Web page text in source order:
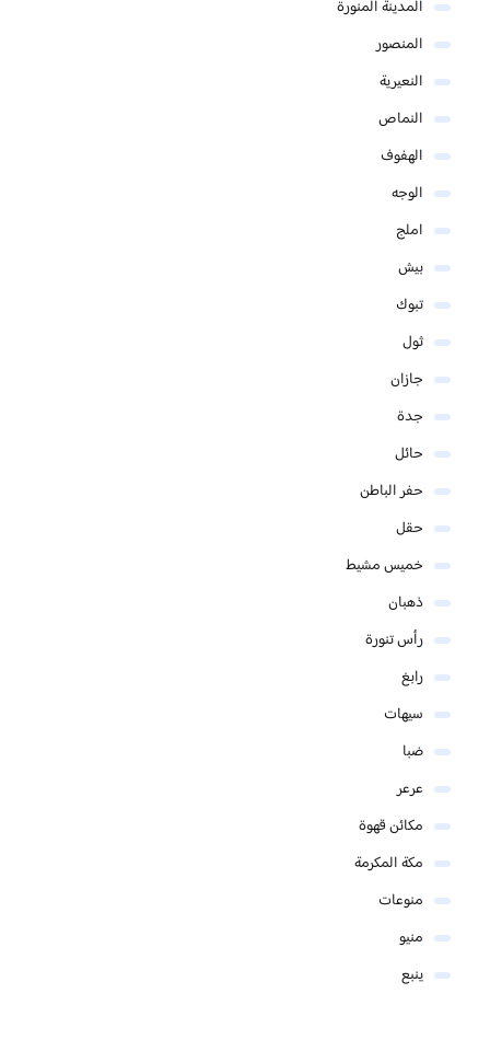
المدينة المنورة
المنصور
النعيرية
النماص
الهفوف
الوجه
املج
بيش
تبوك
ثول
جازان
جدة
حائل
حفر الباطن
حقل
خميس مشيط
ذهبان
رأس تنورة
رابغ
سيهات
ضبا
عرعر
مكائن قهوة
مكة المكرمة
منوعات
منيو
ينبع